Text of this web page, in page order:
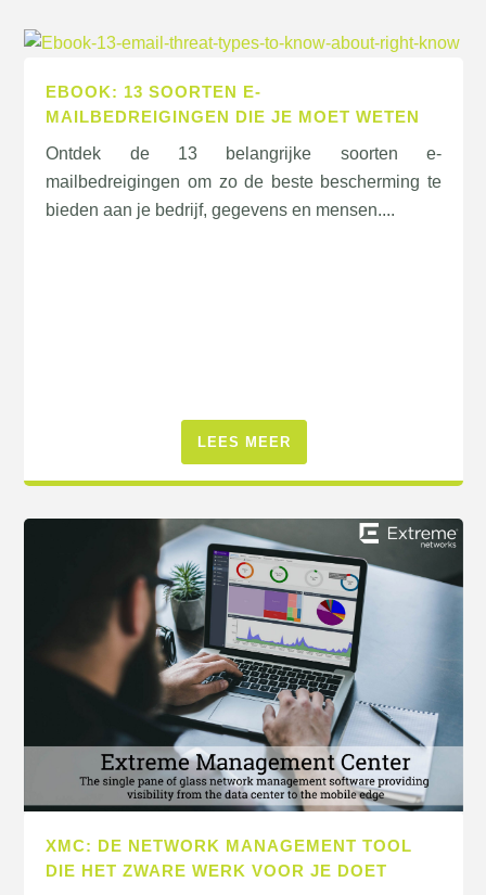
EBOOK: 13 SOORTEN E-
MAILBEDREIGINGEN DIE JE MOET WETEN
Ontdek de 13 belangrijke soorten e-
mailbedreigingen om zo de beste bescherming te
bieden aan je bedrijf, gegevens en mensen....
LEES MEER
XMC: DE NETWORK MANAGEMENT TOOL
DIE HET ZWARE WERK VOOR JE DOET